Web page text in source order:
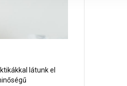
látunk el